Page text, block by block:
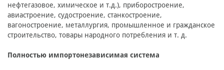
нефтегазовое, химическое и т.д.), приборостроение,
авиастроение, судостроение, станкостроение,
вагоностроение, металлургия, промышленное и гражданское
строительство, товары народного потребления и т. д.
Полностью импортонезависимая система